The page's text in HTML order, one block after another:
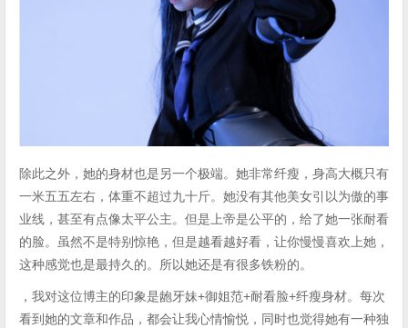
除此之外，她的身材也是另一个极端。她非常纤瘦，身高大概只有
一米五五左右，体重不超过九十斤。她没有其他美女引以为傲的事
业线，甚至有点像太平公主。但是上帝是公平的，给了她一张耐看
的脸。虽然不是特别惊艳，但是越看越好看，让你慢慢喜欢上她，
这种感觉也是最持久的。所以她还是有很多铁粉的。
，我对这位博主的印象是龅牙妹+御姐范+耐看脸+纤瘦身材。每次
看到她的文章和作品，都会让我心情愉悦，同时也觉得她有一种独